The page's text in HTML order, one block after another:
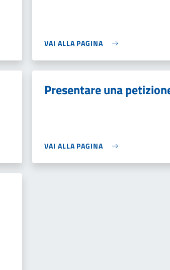
VAI ALLA PAGINA
Presentare una
VAI ALLA PAGINA